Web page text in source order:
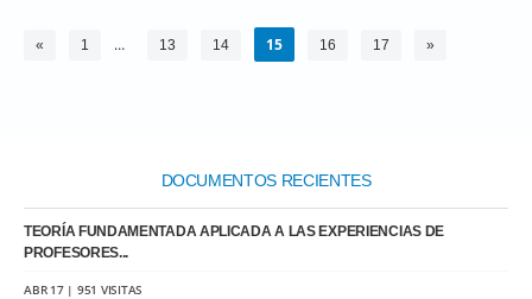
« 1 … 13 14 15 16 17 »
DOCUMENTOS RECIENTES
TEORÍA FUNDAMENTADA APLICADA A LAS EXPERIENCIAS DE
PROFESORES...
ABR 17 | 951 VISITAS